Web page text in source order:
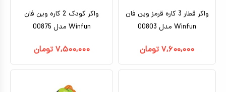
واکر قطار 3 کاره قرمز وین فان
Winfun مدل 00803
۷,۶۰۰,۰۰۰ تومان
واکر کودک 2 کاره وین فان
Winfun مدل 00875
۷,۵۰۰,۰۰۰ تومان